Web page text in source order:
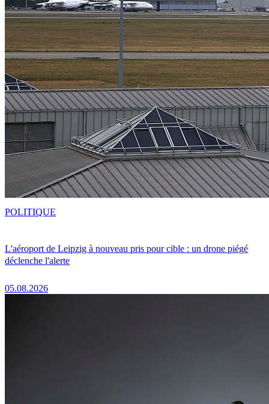
L'aéroport de Leipzig à nouveau pris pour cible : un drone piégé
déclenche l'alerte
05.08.2026
POLITIQUE